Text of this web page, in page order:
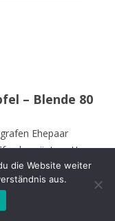
– Blende 80
Ehepaar
begrüntem Haus
mit Teich, kleinen
hohen
Bäume sind
die Website weiter
aus.